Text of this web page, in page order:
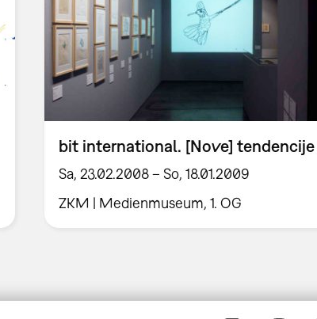
bit international. [Nove] tendencije
Sa, 23.02.2008 – So, 18.01.2009
ZKM | Medienmuseum, 1. OG